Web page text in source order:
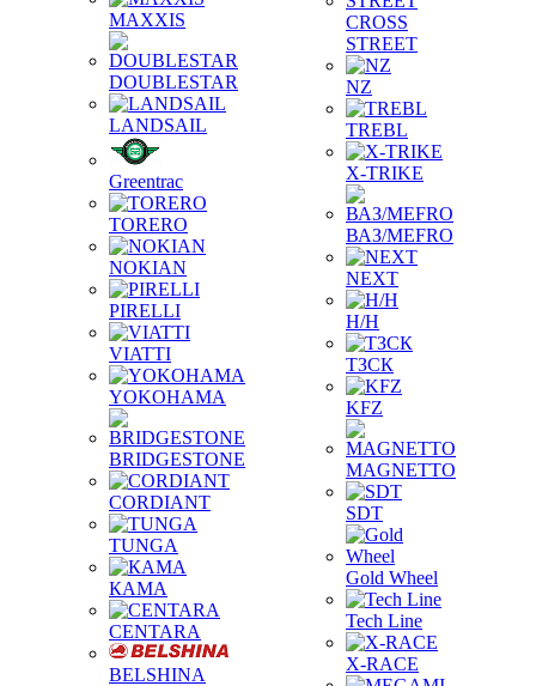
MAXXIS
DOUBLESTAR
LANDSAIL
Greentrac
TORERO
NOKIAN
PIRELLI
VIATTI
YOKOHAMA
BRIDGESTONE
CORDIANT
TUNGA
КАМА
CENTARA
BELSHINA
CROSS
STREET
NZ
TREBL
X-TRIKE
ВАЗ/MEFRO
NEXT
Н/Н
ТЗСК
KFZ
MAGNETTO
SDT
Gold Wheel
Tech Line
X-RACE